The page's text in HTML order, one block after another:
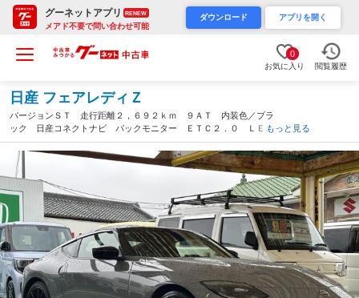
グーネットアプリ RENEW
メアド不要で問い合わせ可能
ダウンロード アプリを開く
0
お気に入り 閲覧履歴
日産 フェアレディＺ
バージョンＳＴ 走行距離２，６９２ｋｍ ９ＡＴ 内装色／ブラ
ック 日産コネクトナビ バックモニター ＥＴＣ２．０ ＬＥＤ
ヘッドランプ ＢＯＳＥサウンド レイズ製鍛造ＡＷ ３連サブメ
ーター パワーシート シートヒーター（静岡県）
もっと見る